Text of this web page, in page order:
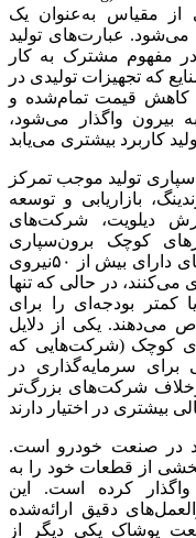
از مقیاس به‌‌‌‌عنوان یک‌‌‌
می‌شود. عبارت‌های تولید
مفهوم مشترک به‌‌‌ کار
که‌‌‌ تجهیزات تولیدی در
کاهش‌‌‌ قیمت‌‌‌ تمام‌شده و
بیرون واگذار می‌شود،
تولید موجب‌‌‌ تمرکز
بازاریابی‌‌‌ و توسعه‌‌‌
دیلویت‌‌‌، شرکت‌های
کوچک‌‌‌ برون‌سپاری
می‌کنند. همچنین‌‌‌ ۶۶‌درصد از کسب‌وکارهای دارای بیش‌‌‌ از ۵٠نیروی
در حالی‌‌‌ که‌‌‌ تنها
با ۵٠ کارمند یا کمتر بودجه‌‌‌ای را برای
می‌دهند. یکی‌‌‌ از دلایل‌‌‌
کوچک‌‌‌ (شرکت‌هایی‌‌‌ که‌‌‌
مالی‌‌‌ برای سرمایه‌گذاری در
شرکت‌های بزرگ‌تر
در صنعت‌‌‌ خودرو است‌‌‌.
از قطعات خود را به‌‌‌
کرده است‌‌‌. این‌‌‌
دقیق‌‌‌ ارائه‌شده
پوشاک یکی‌‌‌ دیگر از